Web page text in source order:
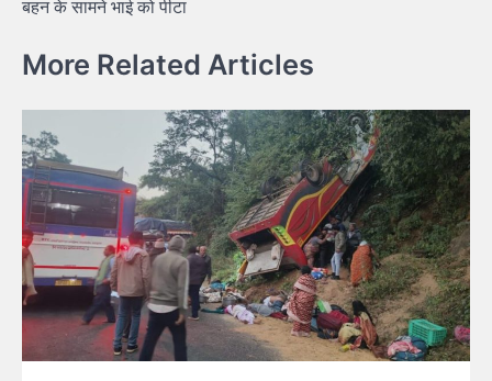
बहन के सामने भाई को पीटा
More Related Articles